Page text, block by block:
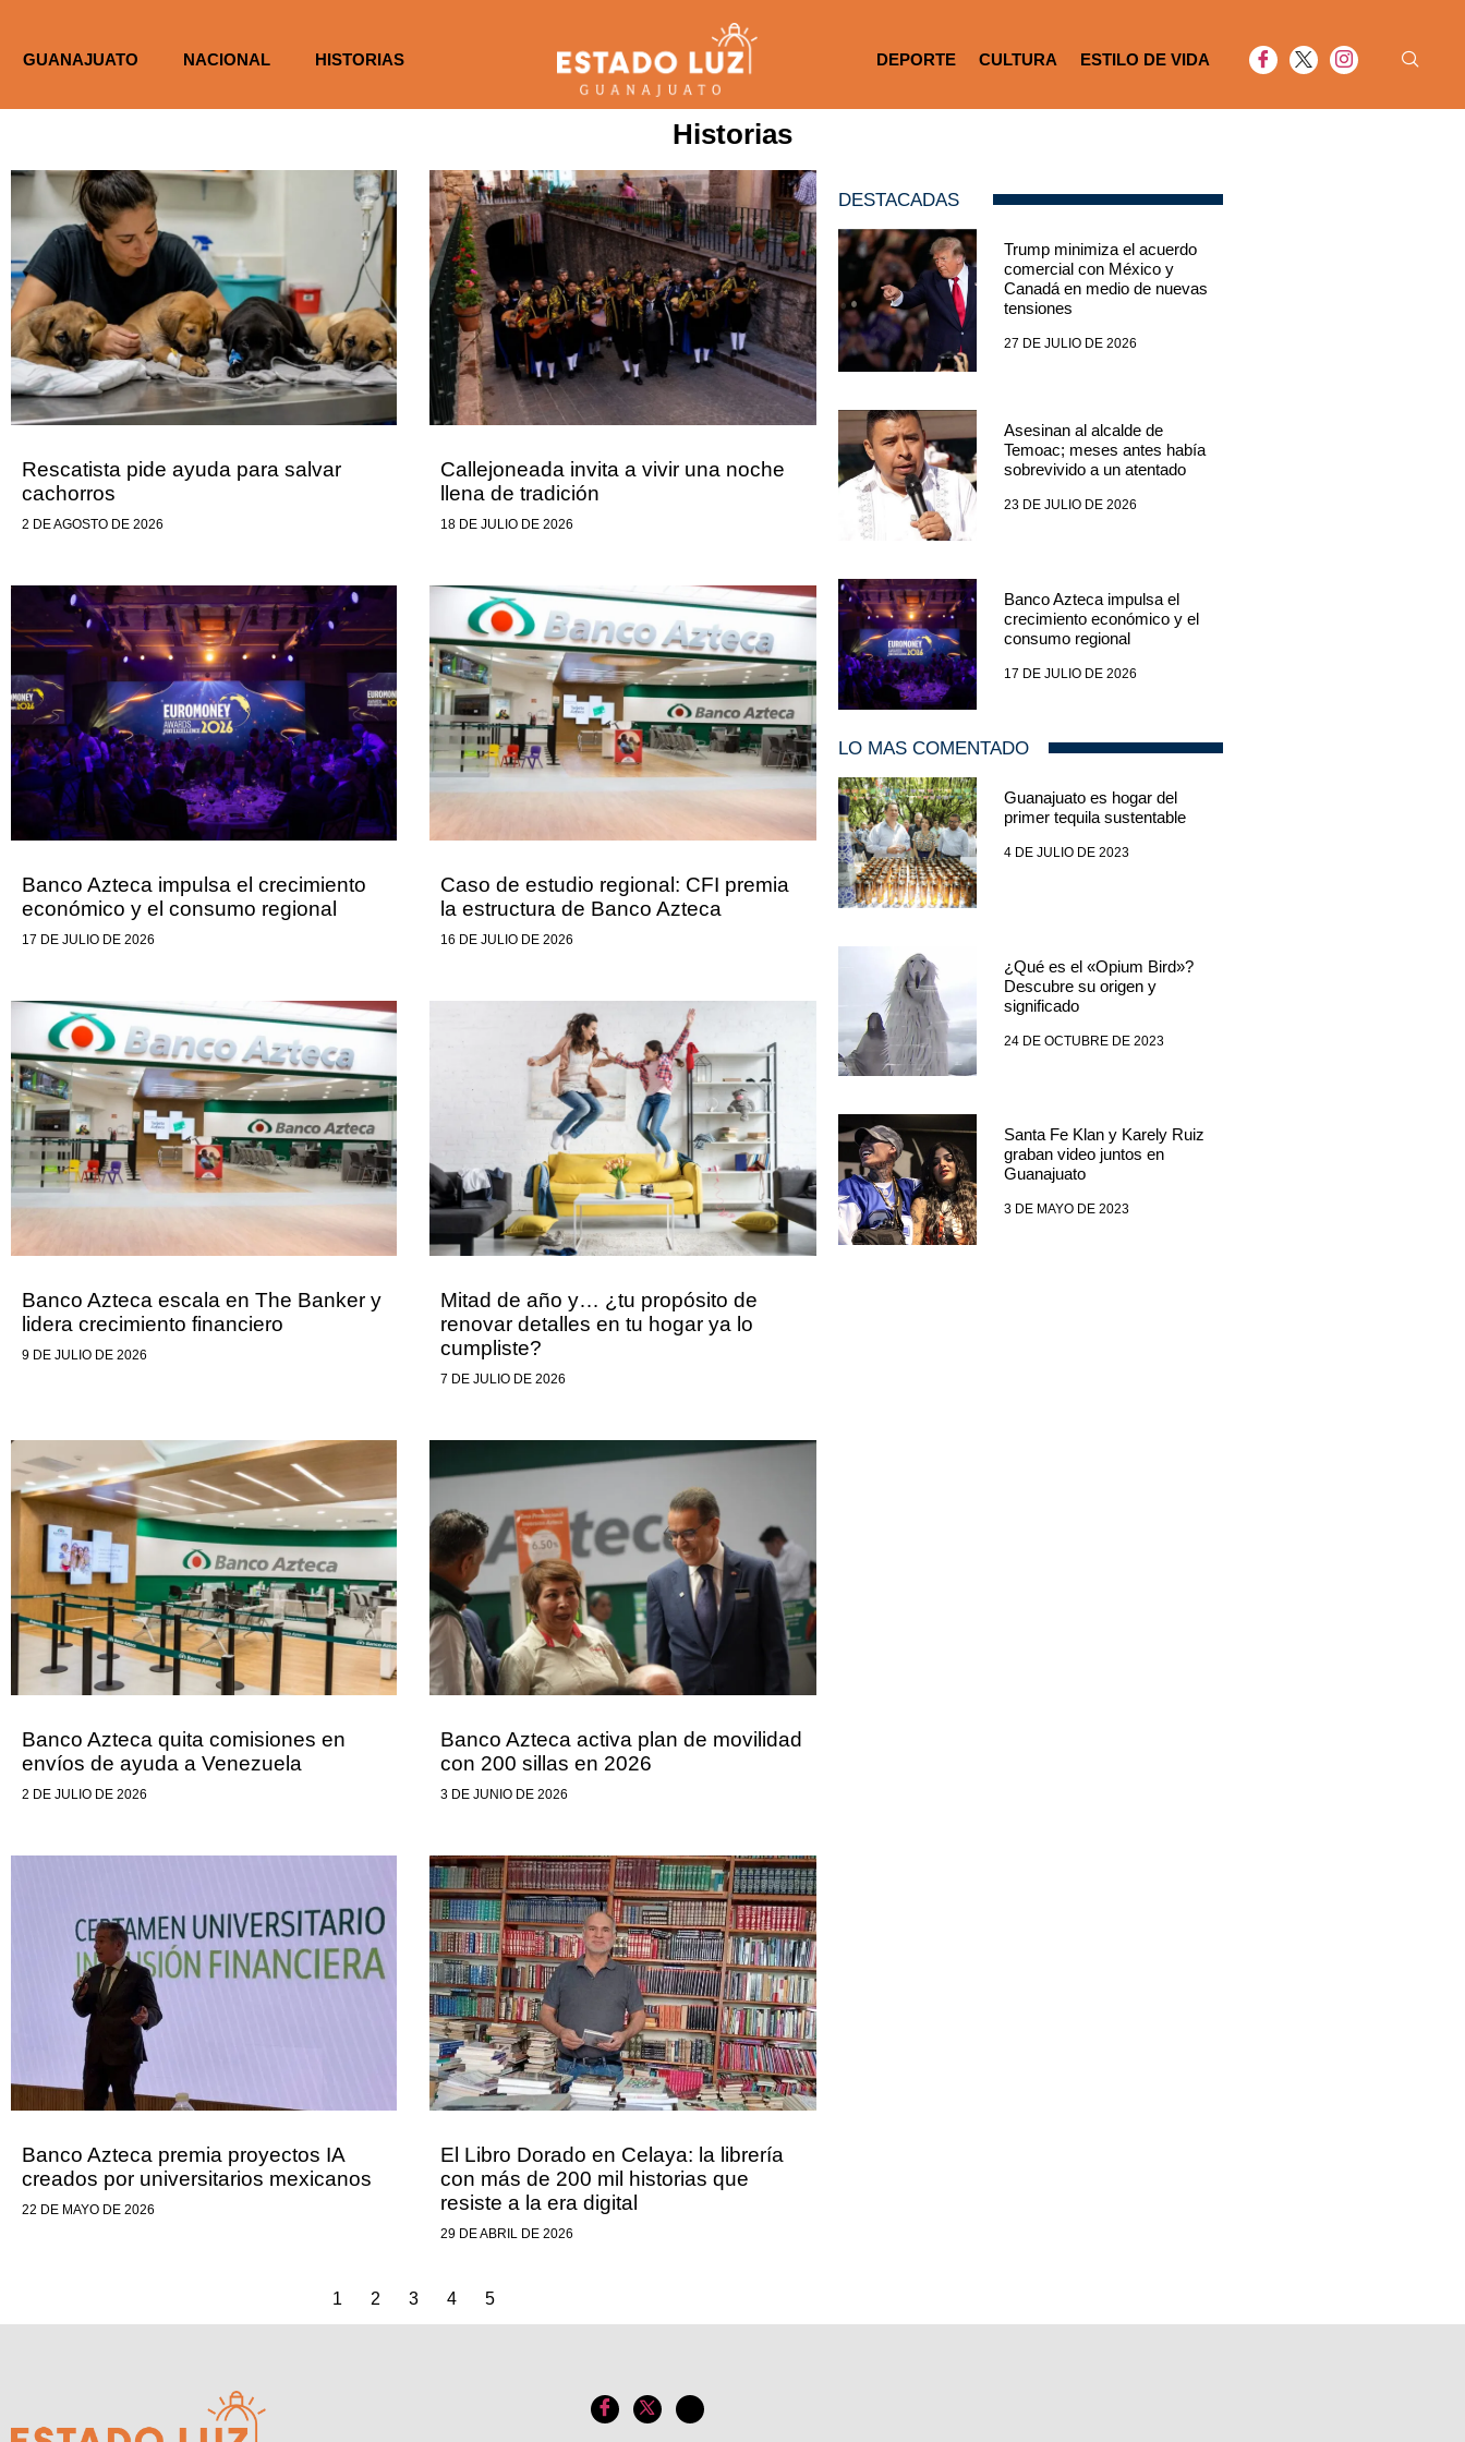
GUANAJUATO NACIONAL HISTORIAS DEPORTE CULTURA ESTILO DE VIDA
Historias
Rescatista pide ayuda para salvar
cachorros
2 DE AGOSTO DE 2026
Callejoneada invita a vivir una noche
llena de tradición
18 DE JULIO DE 2026
Banco Azteca impulsa el crecimiento
económico y el consumo regional
17 DE JULIO DE 2026
Caso de estudio regional: CFI premia
la estructura de Banco Azteca
16 DE JULIO DE 2026
Banco Azteca escala en The Banker y
lidera crecimiento financiero
9 DE JULIO DE 2026
Mitad de año y… ¿tu propósito de
renovar detalles en tu hogar ya lo
cumpliste?
7 DE JULIO DE 2026
Banco Azteca quita comisiones en
envíos de ayuda a Venezuela
2 DE JULIO DE 2026
Banco Azteca activa plan de movilidad
con 200 sillas en 2026
3 DE JUNIO DE 2026
Banco Azteca premia proyectos IA
creados por universitarios mexicanos
22 DE MAYO DE 2026
El Libro Dorado en Celaya: la librería
con más de 200 mil historias que
resiste a la era digital
29 DE ABRIL DE 2026
1 2 3 4 5
DESTACADAS
Trump minimiza el acuerdo
comercial con México y
Canadá en medio de nuevas
tensiones
27 DE JULIO DE 2026
Asesinan al alcalde de
Temoac; meses antes había
sobrevivido a un atentado
23 DE JULIO DE 2026
Banco Azteca impulsa el
crecimiento económico y el
consumo regional
17 DE JULIO DE 2026
LO MAS COMENTADO
Guanajuato es hogar del
primer tequila sustentable
4 DE JULIO DE 2023
¿Qué es el «Opium Bird»?
Descubre su origen y
significado
24 DE OCTUBRE DE 2023
Santa Fe Klan y Karely Ruiz
graban video juntos en
Guanajuato
3 DE MAYO DE 2023